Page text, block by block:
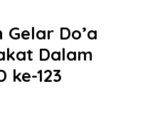
Gelar Do’a
Dalam
ke-123